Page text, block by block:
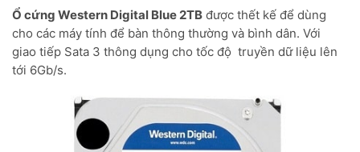
Ổ cứng Western Digital Blue 2TB được thết kế để dùng
cho các máy tính để bàn thông thường và bình dân. Với
giao tiếp Sata 3 thông dụng cho tốc độ truyền dữ liệu lên
tới 6Gb/s.